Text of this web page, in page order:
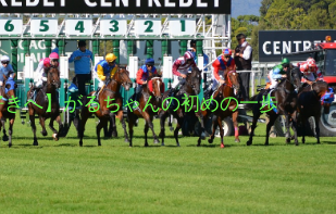
へ】がるちゃんの初めの一歩